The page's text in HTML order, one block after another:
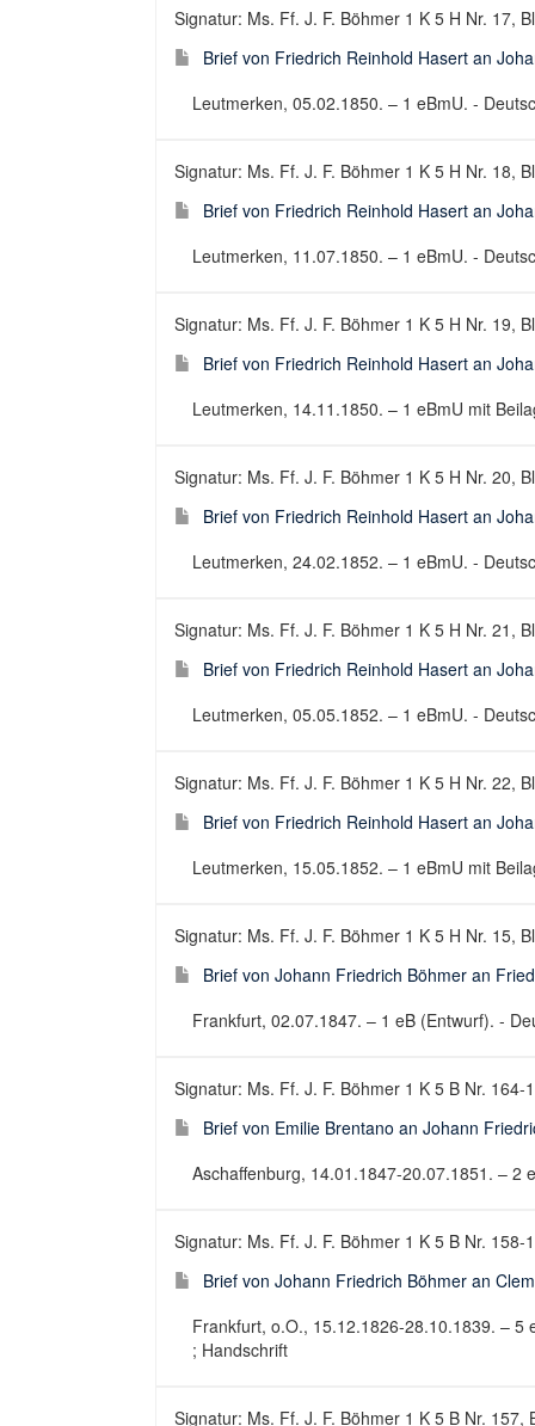
Signatur: Ms. Ff. J. F. Böhmer 1 K 5 H Nr. 17,
Brief von Friedrich Reinhold Hasert an
Leutmerken, 05.02.1850. – 1 eBmU. -
Signatur: Ms. Ff. J. F. Böhmer 1 K 5 H Nr. 18,
Brief von Friedrich Reinhold Hasert an
Leutmerken, 11.07.1850. – 1 eBmU. -
Signatur: Ms. Ff. J. F. Böhmer 1 K 5 H Nr. 19,
Brief von Friedrich Reinhold Hasert an
Leutmerken, 14.11.1850. – 1 eBmU mit
Signatur: Ms. Ff. J. F. Böhmer 1 K 5 H Nr. 20,
Brief von Friedrich Reinhold Hasert an
Leutmerken, 24.02.1852. – 1 eBmU. -
Signatur: Ms. Ff. J. F. Böhmer 1 K 5 H Nr. 21,
Brief von Friedrich Reinhold Hasert an
Leutmerken, 05.05.1852. – 1 eBmU. -
Signatur: Ms. Ff. J. F. Böhmer 1 K 5 H Nr. 22,
Brief von Friedrich Reinhold Hasert an
Leutmerken, 15.05.1852. – 1 eBmU mit
Signatur: Ms. Ff. J. F. Böhmer 1 K 5 H Nr. 15,
Brief von Johann Friedrich Böhmer an
Frankfurt, 02.07.1847. – 1 eB (Entwurf). -
Signatur: Ms. Ff. J. F. Böhmer 1 K 5 B Nr. 164-
Brief von Emilie Brentano an Johann
Aschaffenburg, 14.01.1847-20.07.1851. – 2
Signatur: Ms. Ff. J. F. Böhmer 1 K 5 B Nr. 158-
Brief von Johann Friedrich Böhmer an
Frankfurt, o.O., 15.12.1826-28.10.1839. – 5
; Handschrift
Signatur: Ms. Ff. J. F. Böhmer 1 K 5 B Nr. 157,